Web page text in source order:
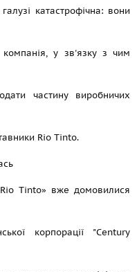
катастрофічна: вони
компанія, у зв'язку з чим
частину виробничих
Rio Tinto.
Tinto» вже домовилися
корпорації "Century